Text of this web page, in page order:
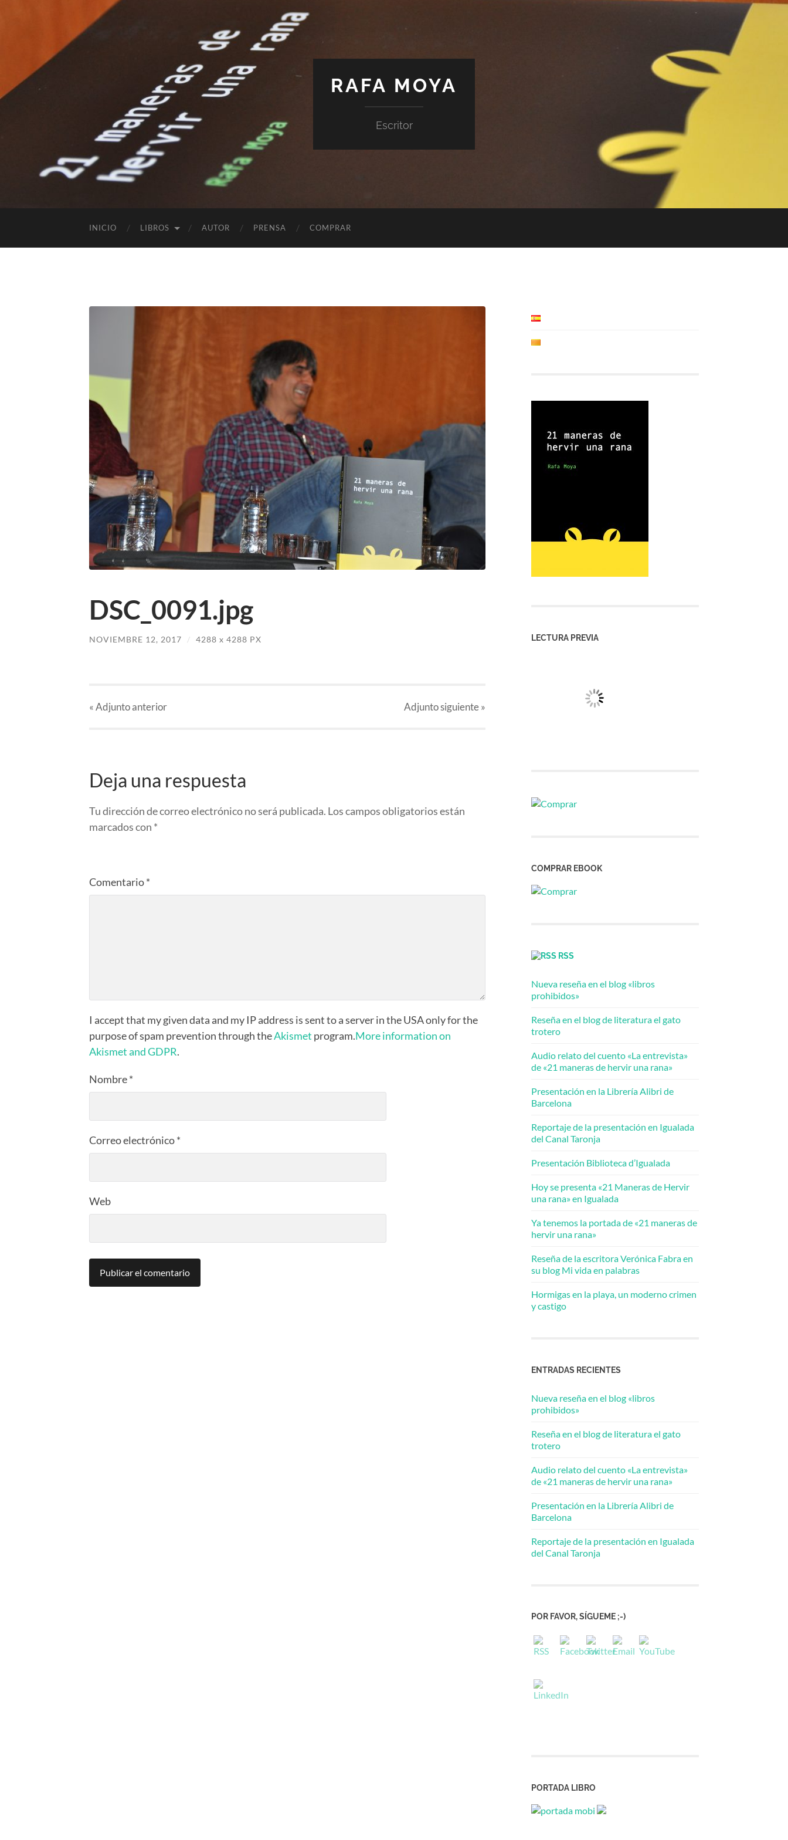
RAFA MOYA
Escritor
INICIO LIBROS AUTOR PRENSA COMPRAR
DSC_0091.jpg
NOVIEMBRE 12, 2017 / 4288 x 4288 PX
«Adjuntoanterior Adjuntosiguiente »
Deja una respuesta
Tu dirección de correo electrónico no será publicada. Los campos obligatorios están
marcados con *
Comentario*
I accept that my given data and my IP address is sent to a server in the USA only for the
purpose of spam prevention through theAkismet program.More information on
Akismet and GDPR.
Nombre*
Correo electrónico*
Web
LECTURA PREVIA
COMPRAR EBOOK
RSS
Nueva reseña en el blog «libros
prohibidos»
Reseña en el blog de literatura el gato
trotero
Audio relato del cuento «La entrevista»
de «21 maneras de hervir una rana»
Presentación en la Librería Alibri de
Barcelona
Reportaje de la presentación en Igualada
del Canal Taronja
Presentación Biblioteca d’Igualada
Hoy se presenta «21 Maneras de Hervir
una rana» en Igualada
Ya tenemos la portada de «21 maneras de
hervir una rana»
Reseña de la escritora Verónica Fabra en
su blog Mi vida en palabras
Hormigas en la playa, un moderno crimen
y castigo
ENTRADAS RECIENTES
Nueva reseña en el blog «libros
prohibidos»
Reseña en el blog de literatura el gato
trotero
Audio relato del cuento «La entrevista»
de «21 maneras de hervir una rana»
Presentación en la Librería Alibri de
Barcelona
Reportaje de la presentación en Igualada
del Canal Taronja
POR FAVOR, SÍGUEME ;-)
PORTADA LIBRO